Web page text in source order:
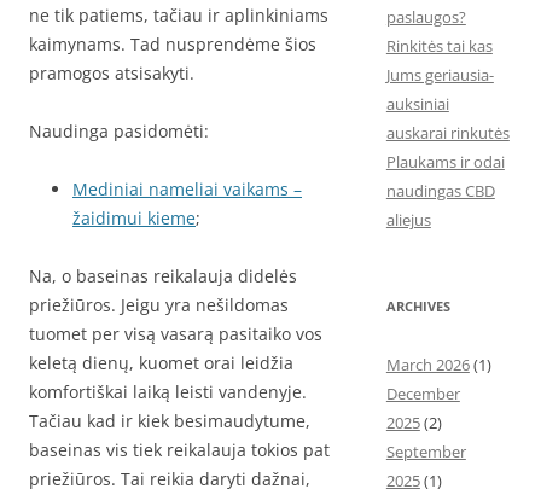
ne tik patiems, tačiau ir aplinkiniams
kaimynams. Tad nusprendėme šios
pramogos atsisakyti.
Naudinga pasidomėti:
Mediniai nameliai vaikams –
žaidimui kieme;
Na, o baseinas reikalauja didelės
priežiūros. Jeigu yra nešildomas
tuomet per visą vasarą pasitaiko vos
keletą dienų, kuomet orai leidžia
komfortiškai laiką leisti vandenyje.
Tačiau kad ir kiek besimaudytume,
baseinas vis tiek reikalauja tokios pat
priežiūros. Tai reikia daryti dažnai,
paslaugos?
Rinkitės tai kas
Jums geriausia-
auksiniai
auskarai rinkutės
Plaukams ir odai
naudingas CBD
aliejus
ARCHIVES
March 2026(1)
December
2025(2)
September
2025(1)